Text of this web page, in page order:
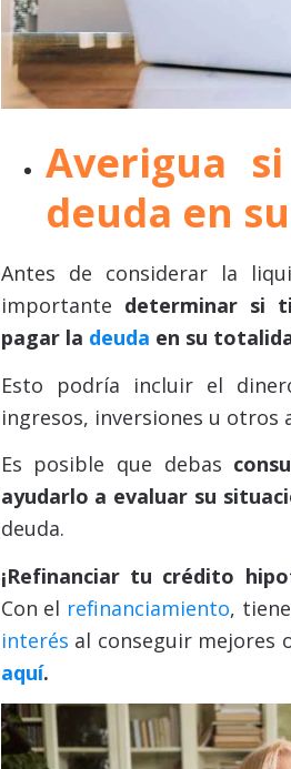
Averigua
deuda en
Antes de considerar la
importante determinar si
pagar la deuda en su
Esto podría incluir el
ingresos, inversiones u otros
Es posible que debas
ayudarlo a evaluar su
deuda.
¡Refinanciar tu crédito
Con el refinanciamiento,
interés al conseguir mejores
aquí.